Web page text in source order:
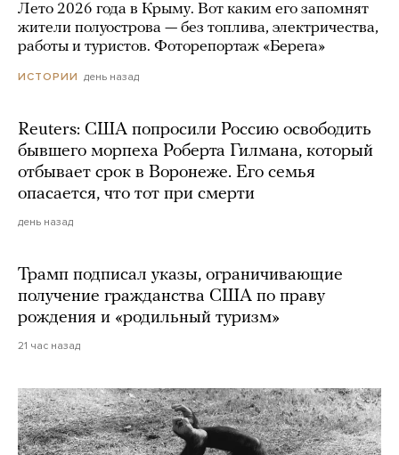
Лето 2026 года в Крыму. Вот каким его запомнят
жители полуострова — без топлива, электричества,
работы и туристов. Фоторепортаж «Берега»
ИСТОРИИ день назад
Reuters: США попросили Россию освободить
бывшего морпеха Роберта Гилмана, который
отбывает срок в Воронеже. Его семья
опасается, что тот при смерти
день назад
Трамп подписал указы, ограничивающие
получение гражданства США по праву
рождения и «родильный туризм»
21 час назад